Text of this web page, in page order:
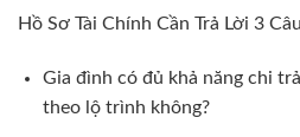
Hồ Sơ Tài Chính Cần Trả Lời 3
Gia đình có đủ khả năng chi
theo lộ trình không?